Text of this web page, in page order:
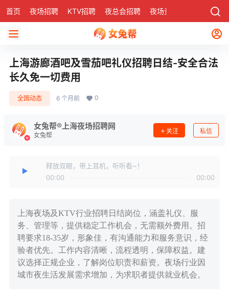
首页 夜场招聘 KTV招聘 夜总会招聘 夜场资讯 社区
上海游廊酒吧及雪茄吧礼仪招聘日结-安全合法
长久免一切费用
全国动态 6 个月前 0
女兔帮®上海夜场招聘网
女兔帮
关注 私信
释放双眼，带上耳机，听听看~！
00:00
00:00
上海夜场及KTV行业招聘日结岗位，涵盖礼仪、服
务、管理等，提供稳定工作机会，无需额外费用。招
聘要求18-35岁，形象佳，有沟通能力和服务意识，经
验者优先。工作内容清晰，流程透明，保障权益。建
议选择正规企业，了解岗位职责和薪资。夜场行业因
城市夜生活发展需求增加，为求职者提供就业机会。